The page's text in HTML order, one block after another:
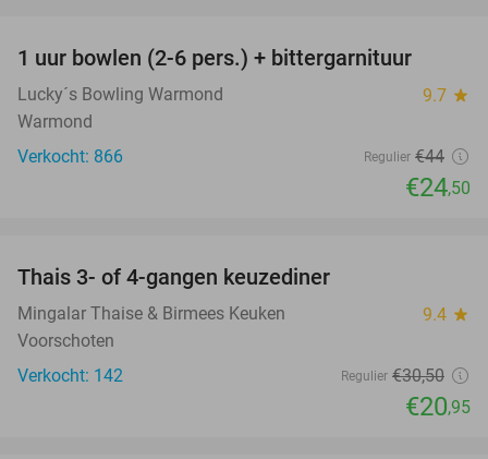
1 uur bowlen (2-6 pers.) + bittergarnituur
Lucky´s Bowling Warmond 9.7 star
Warmond
Verkocht: 866
Regulier €44
€24,50
Thais 3- of 4-gangen keuzediner
Mingalar Thaise & Birmees Keuken 9.4 star
Voorschoten
Verkocht: 142
Regulier €30,50
€20,95